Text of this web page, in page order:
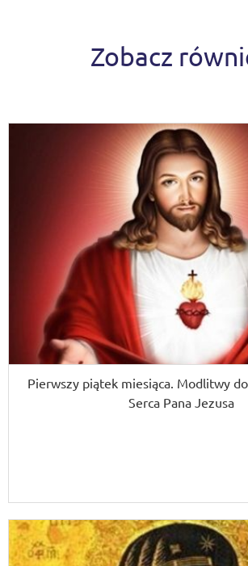
Zobacz
Pierwszy piątek miesiąca. Modlitwy
Serca Pana Jezusa